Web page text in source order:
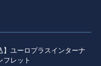
】ユーロプラスインターナ
フレット